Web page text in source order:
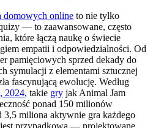
domowych online to nie tylko
— to zaawansowane, często
które łączą naukę o świecie
empatii i odpowiedzialności. Od
pamięciowych sprzed dekady do
symulacji z elementami sztucznej
fascynującą ewolucję. Według
2024, takie gry jak Animal Jam
ponad 150 milionów
miliona aktywnie gra każdego